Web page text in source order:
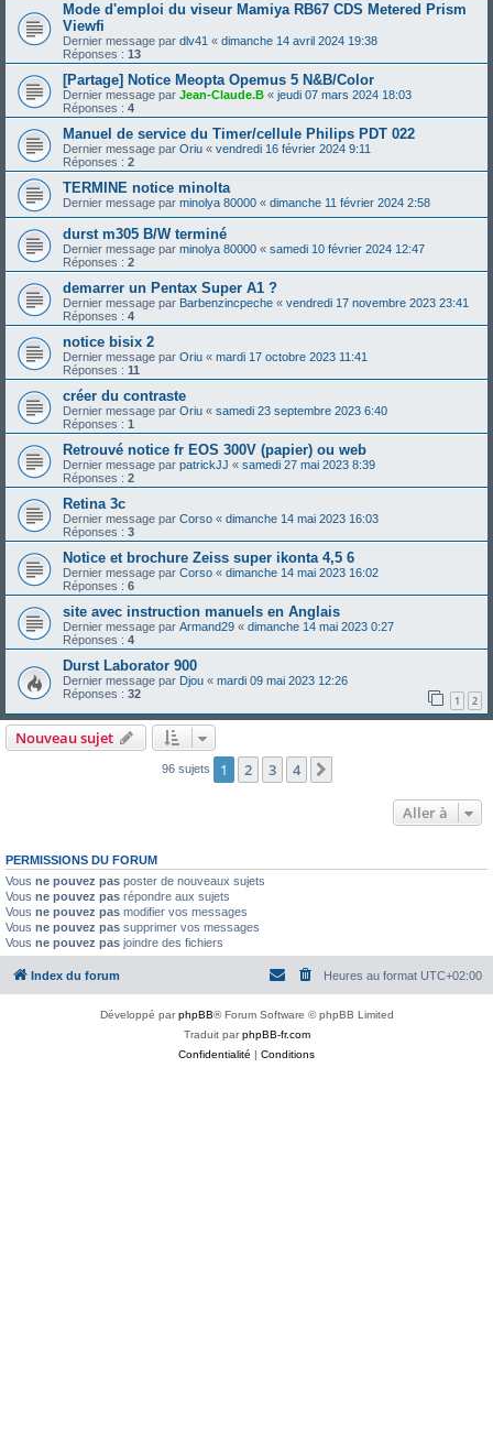
Mode d'emploi du viseur Mamiya RB67 CDS Metered Prism
Viewfi
Dernier message par dlv41 « dimanche 14 avril 2024 19:38
Réponses : 13
[Partage] Notice Meopta Opemus 5 N&B/Color
Dernier message par Jean-Claude.B « jeudi 07 mars 2024 18:03
Réponses : 4
Manuel de service du Timer/cellule Philips PDT 022
Dernier message par Oriu « vendredi 16 février 2024 9:11
Réponses : 2
TERMINE notice minolta
Dernier message par minolya 80000 « dimanche 11 février 2024 2:58
durst m305 B/W terminé
Dernier message par minolya 80000 « samedi 10 février 2024 12:47
Réponses : 2
demarrer un Pentax Super A1 ?
Dernier message par Barbenzincpeche « vendredi 17 novembre 2023 23:41
Réponses : 4
notice bisix 2
Dernier message par Oriu « mardi 17 octobre 2023 11:41
Réponses : 11
créer du contraste
Dernier message par Oriu « samedi 23 septembre 2023 6:40
Réponses : 1
Retrouvé notice fr EOS 300V (papier) ou web
Dernier message par patrickJJ « samedi 27 mai 2023 8:39
Réponses : 2
Retina 3c
Dernier message par Corso « dimanche 14 mai 2023 16:03
Réponses : 3
Notice et brochure Zeiss super ikonta 4,5 6
Dernier message par Corso « dimanche 14 mai 2023 16:02
Réponses : 6
site avec instruction manuels en Anglais
Dernier message par Armand29 « dimanche 14 mai 2023 0:27
Réponses : 4
Durst Laborator 900
Dernier message par Djou « mardi 09 mai 2023 12:26
Réponses : 32 1 2
Nouveau sujet
96 sujets 1 2 3 4
Aller à
PERMISSIONS DU FORUM
Vous ne pouvez pas poster de nouveaux sujets
Vous ne pouvez pas répondre aux sujets
Vous ne pouvez pas modifier vos messages
Vous ne pouvez pas supprimer vos messages
Vous ne pouvez pas joindre des fichiers
Index du forum Heures au format UTC+02:00
Développé parphpBB® Forum Software © phpBB Limited
Traduit parphpBB-fr.com
Confidentialité | Conditions